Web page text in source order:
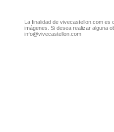
La finalidad de vivecastellon.com
imágenes. Si desea realizar alguna
info@vivecastellon.com